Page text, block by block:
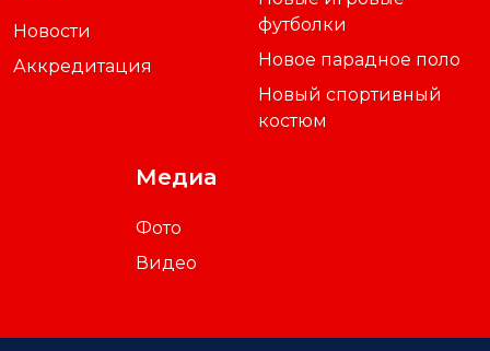
Новости
Аккредитация
футболки
Новое парадное поло
Новый спортивный
костюм
Медиа
Фото
Видео